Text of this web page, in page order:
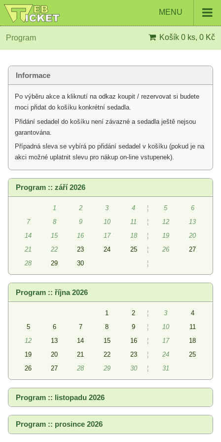
MENU
Program Košík 0 ks, 0 Kč
Informace
Po výběru akce a kliknutí na odkaz koupit / rezervovat si budete
moci přidat do košíku konkrétní sedadla.
Přidání sedadel do košíku není závazné a sedadla ještě nejsou
garantována.
Případná sleva se vybírá po přidání sedadel v košíku (pokud je na
akci možné uplatnit slevu pro nákup on-line vstupenek).
Program :: září 2026
1 2 3 4 ¦ 5
6
7
8 9 10 11 ¦ 12
13
14
15 16 17 18 ¦ 19
20
21
22 23 24 25 ¦ 26
27
28
29 30 ¦
Program :: října 2026
1 2 ¦ 3
4
5
6 7 8 9 ¦ 10
11
12
13 14 15 16 ¦ 17
18
19
20 21 22 23 ¦ 24
25
26
27 28 29 30 ¦ 31
Program :: listopadu 2026
Program :: prosince 2026